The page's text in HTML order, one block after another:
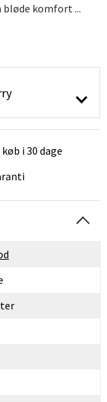
komfort ...
i 30 dage